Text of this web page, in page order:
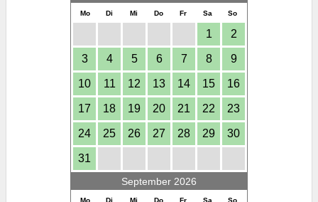
Mo Di Mi Do Fr Sa So
1 2
3 4 5 6 7 8 9
10 11 12 13 14 15 16
17 18 19 20 21 22 23
24 25 26 27 28 29 30
31
September 2026
Mo Di Mi Do Fr Sa So